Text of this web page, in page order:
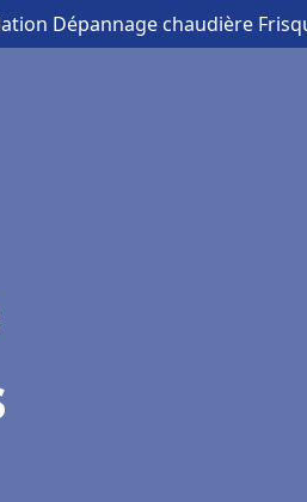
Dépannage chaudière